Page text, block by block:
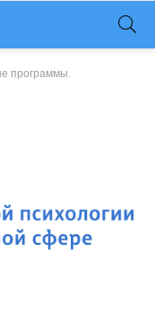
программы.